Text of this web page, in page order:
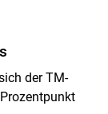
der TM-